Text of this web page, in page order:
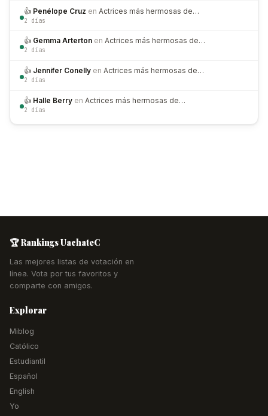
👍 Penélope Cruz en Actrices más hermosas de…
2 días
👍 Gemma Arterton en Actrices más hermosas de…
2 días
👍 Jennifer Conelly en Actrices más hermosas de…
2 días
👍 Halle Berry en Actrices más hermosas de…
2 días
🏆 Rankings UachateC
Las mejores listas de votación en
línea. Vota por tus favoritos y
comparte con amigos.
Explorar
Miblog
Católico
Estudiantil
Español
English
Yo